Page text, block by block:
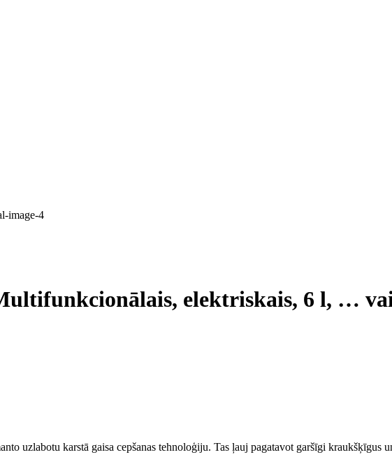
elektriskais, 6 l, …
uzlabotu karstā gaisa cepšanas tehnoloģiju. Tas ļauj pagatavot garšīgi kraukšķīgus